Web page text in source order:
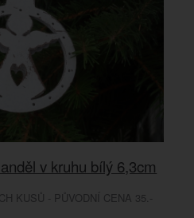
v kruhu bílý 6,3cm
KUSŮ - PŮVODNÍ CENA 35.-